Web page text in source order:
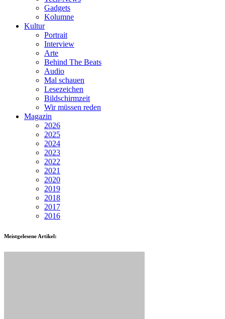
Gadgets
Kolumne
Kultur
Portrait
Interview
Arte
Behind The Beats
Audio
Mal schauen
Lesezeichen
Bildschirmzeit
Wir müssen reden
Magazin
2026
2025
2024
2023
2022
2021
2020
2019
2018
2017
2016
Meistgelesene Artikel: